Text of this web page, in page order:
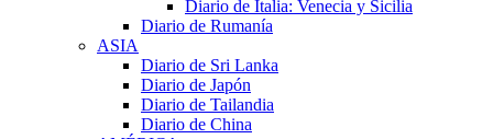
Diario de Italia: Venecia y Sicilia
Diario de Rumanía
ASIA
Diario de Sri Lanka
Diario de Japón
Diario de Tailandia
Diario de China